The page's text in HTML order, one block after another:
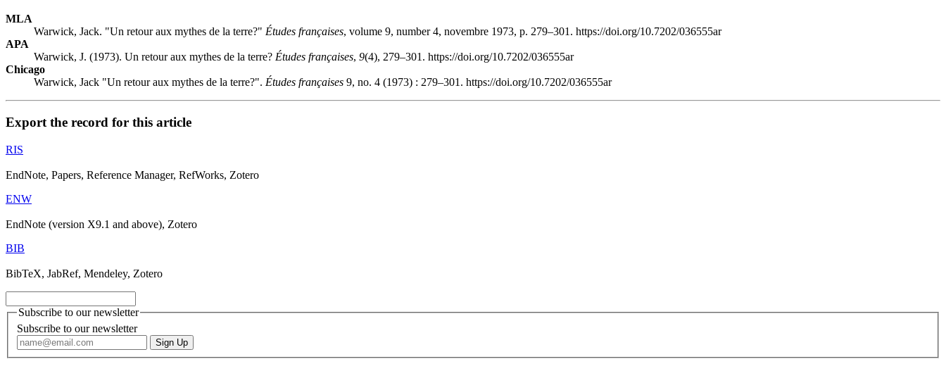
MLA
Warwick, Jack. "Un retour aux mythes de la terre?" Études françaises, volume 9, number 4, novembre 1973, p. 279–301. https://doi.org/10.7202/036555ar
APA
Warwick, J. (1973). Un retour aux mythes de la terre? Études françaises, 9(4), 279–301. https://doi.org/10.7202/036555ar
Chicago
Warwick, Jack "Un retour aux mythes de la terre?". Études françaises 9, no. 4 (1973) : 279–301. https://doi.org/10.7202/036555ar
Export the record for this article
RIS
EndNote, Papers, Reference Manager, RefWorks, Zotero
ENW
EndNote (version X9.1 and above), Zotero
BIB
BibTeX, JabRef, Mendeley, Zotero
Subscribe to our newsletter
Subscribe to our newsletter